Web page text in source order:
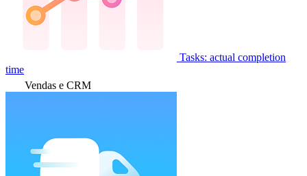
Tasks: actual completion
time
Vendas e CRM